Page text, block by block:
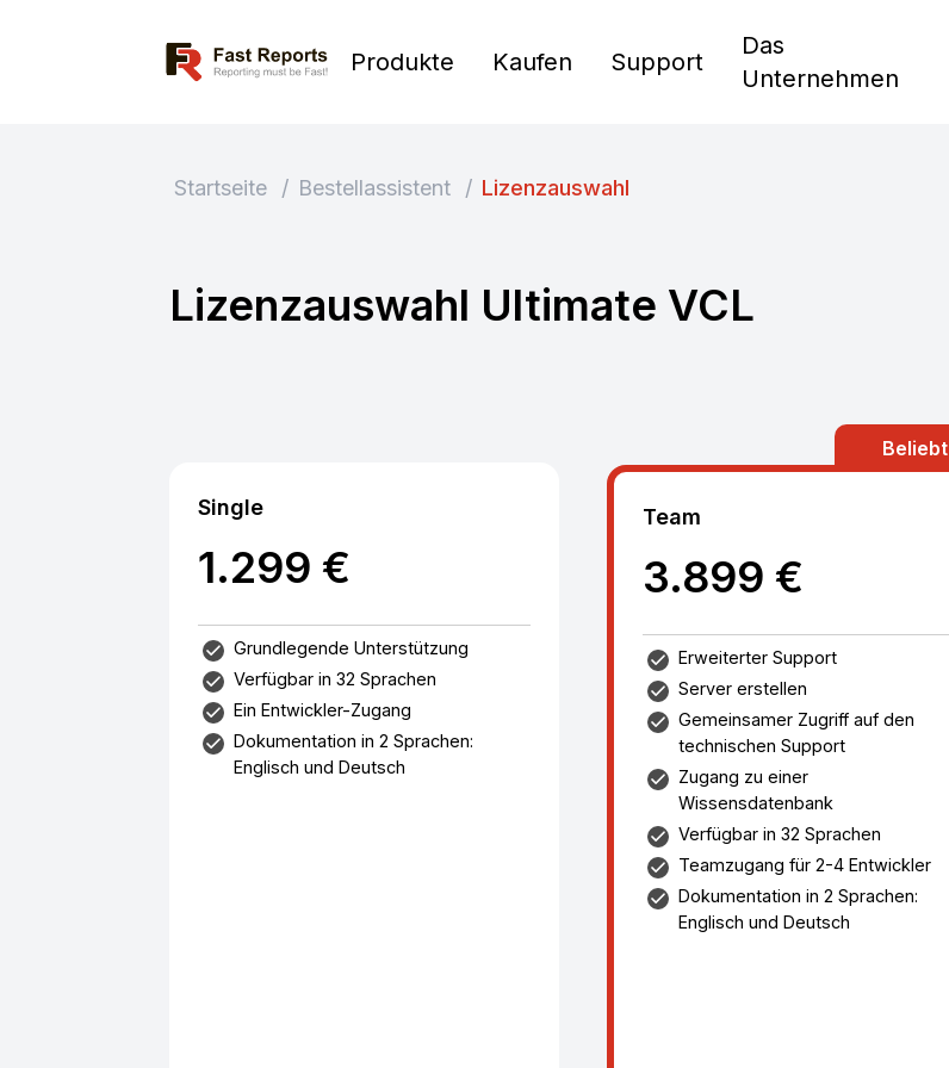
Fast Reports Produkte Kaufen Support
Das
Unternehmen
Startseite / Bestellassistent / Lizenzauswahl
Lizenzauswahl Ultimate VCL
Single
1.299 €
Grundlegende Unterstützung
Verfügbar in 32 Sprachen
Ein Entwickler-Zugang
Dokumentation in 2 Sprachen:
Englisch und Deutsch
Beliebt
Team
3.899 €
Erweiterter Support
Server erstellen
Gemeinsamer Zugriff auf den
technischen Support
Zugang zu einer
Wissensdatenbank
Verfügbar in 32 Sprachen
Teamzugang für 2-4 Entwickler
Dokumentation in 2 Sprachen:
Englisch und Deutsch